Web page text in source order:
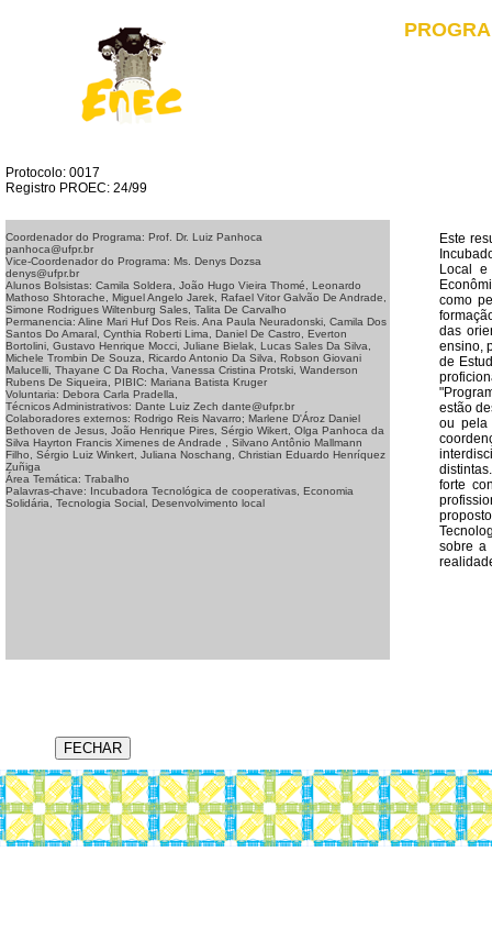
Coordenador do Programa: Prof. Dr. Luiz Panhoca
panhoca@ufpr.br
Vice-Coordenador do Programa: Ms. Denys Dozsa
denys@ufpr.br
Alunos Bolsistas: Camila Soldera, João Hugo Vieira Thomé, Leonardo
Mathoso Shtorache, Miguel Angelo Jarek, Rafael Vitor Galvão De Andrade,
Simone Rodrigues Wiltenburg Sales, Talita De Carvalho
Permanencia: Aline Mari Huf Dos Reis. Ana Paula Neuradonski, Camila Dos
Santos Do Amaral, Cynthia Roberti Lima, Daniel De Castro, Everton
Bortolini, Gustavo Henrique Mocci, Juliane Bielak, Lucas Sales Da Silva,
Michele Trombin De Souza, Ricardo Antonio Da Silva, Robson Giovani
Malucelli, Thayane C Da Rocha, Vanessa Cristina Protski, Wanderson
Rubens De Siqueira, PIBIC: Mariana Batista Kruger
Voluntaria: Debora Carla Pradella,
Técnicos Administrativos: Dante Luiz Zech dante@ufpr.br
Colaboradores externos: Rodrigo Reis Navarro; Marlene D'Ároz Daniel
Bethoven de Jesus, João Henrique Pires, Sérgio Wikert, Olga Panhoca da
Silva Hayrton Francis Ximenes de Andrade , Silvano Antônio Mallmann
Filho, Sérgio Luiz Winkert, Juliana Noschang, Christian Eduardo Henríquez
Zuñiga
Área Temática: Trabalho
Palavras-chave: Incubadora Tecnológica de cooperativas, Economia
Solidária, Tecnologia Social, Desenvolvimento local
Este
Local
como
das
ensino,
de
estão
ou pela
forte
sobre a
Protocolo: 0017
Registro PROEC: 24/99